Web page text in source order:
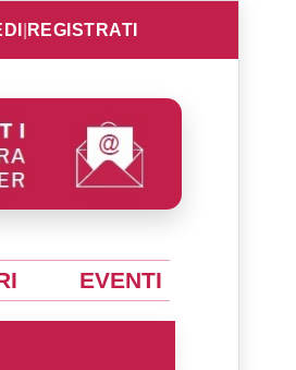
REGISTRATI
EVENTI